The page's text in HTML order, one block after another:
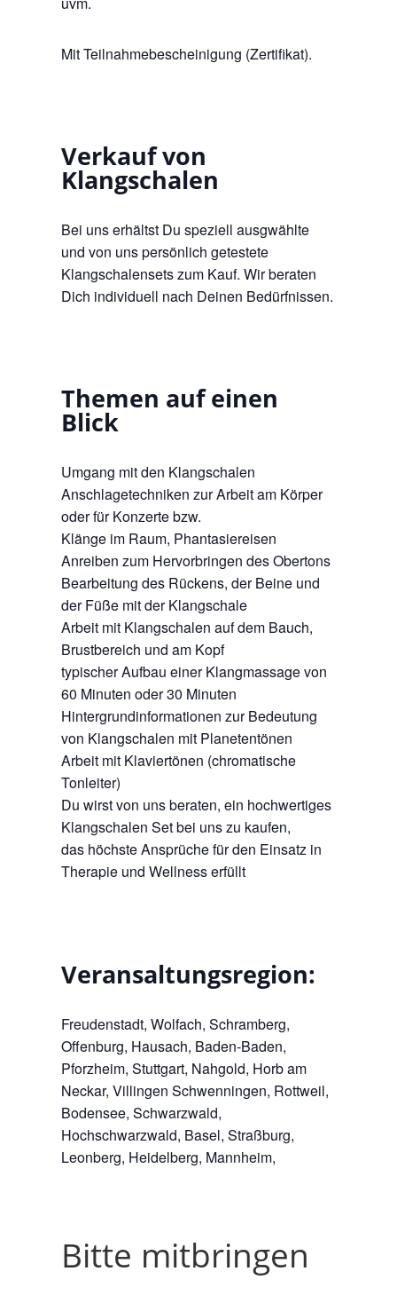
Mit Teilnahmebescheinigung (Zertifikat).
Verkauf von
Klangschalen
Bei uns erhältst Du speziell ausgwählte
und von uns persönlich getestete
Klangschalensets zum Kauf. Wir beraten
Dich individuell nach Deinen Bedürfnissen.
Themen auf einen
Blick
Umgang mit den Klangschalen
Anschlagetechniken zur Arbeit am Körper
oder für Konzerte bzw.
Klänge im Raum, Phantasiereisen
Anreiben zum Hervorbringen des Obertons
Bearbeitung des Rückens, der Beine und
der Füße mit der Klangschale
Arbeit mit Klangschalen auf dem Bauch,
Brustbereich und am Kopf
typischer Aufbau einer Klangmassage von
60 Minuten oder 30 Minuten
Hintergrundinformationen zur Bedeutung
von Klangschalen mit Planetentönen
Arbeit mit Klaviertönen (chromatische
Tonleiter)
Du wirst von uns beraten, ein hochwertiges
Klangschalen Set bei uns zu kaufen,
das höchste Ansprüche für den Einsatz in
Therapie und Wellness erfüllt
Veransaltungsregion:
Freudenstadt, Wolfach, Schramberg,
Offenburg, Hausach, Baden-Baden,
Pforzheim, Stuttgart, Nahgold, Horb am
Neckar, Villingen Schwenningen, Rottweil,
Bodensee, Schwarzwald,
Hochschwarzwald, Basel, Straßburg,
Leonberg, Heidelberg, Mannheim,
Bitte mitbringen